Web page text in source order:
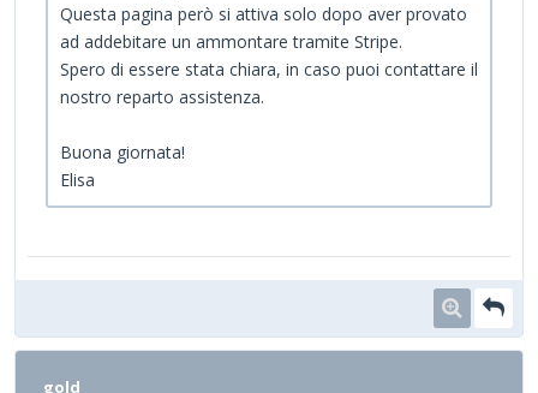
Questa pagina però si attiva solo dopo aver provato
ad addebitare un ammontare tramite Stripe.
Spero di essere stata chiara, in caso puoi contattare il
nostro reparto assistenza.
Buona giornata!
Elisa
gold